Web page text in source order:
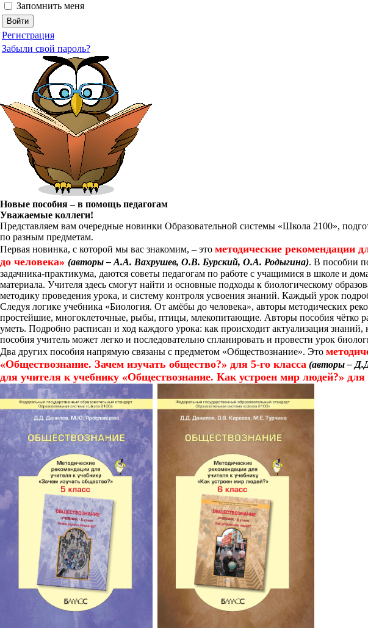
Запомнить меня
Регистрация
Забыли свой пароль?
Новые пособия – в помощь педагогам
Уважаемые коллеги!
Представляем вам очередные новинки Образовательной системы «Школа 2100»,
по разным предметам.
Первая новинка, с которой мы вас знакомим, – это методические рекомендации
до человека» (авторы – А.А. Вахрушев, О.В. Бурский, О.А. Родыгина). В пособии
задачника-практикума, даются советы педагогам по работе с учащимися в школе и
материала. Учителя здесь смогут найти и основные подходы к биологическому
методику проведения урока, и систему контроля усвоения знаний. Каждый урок
Следуя логике учебника «Биология. От амёбы до человека», авторы методических
простейшие, многоклеточные, рыбы, птицы, млекопитающие. Авторы пособия чётко
уметь. Подробно расписан и ход каждого урока: как происходит актуализация
пособия учитель может легко и последовательно спланировать и провести урок
Два других пособия напрямую связаны с предметом «Обществознание». Это
«Обществознание. Зачем изучать общество?» для 5-го класса (авторы –
для учителя к учебнику «Обществознание. Как устроен мир людей?» для